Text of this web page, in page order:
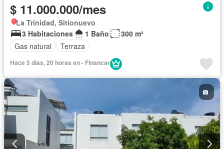
$ 11.000.000/mes
La Trinidad, Sitionuevo
3 Habitaciones
1 Baño
300 m²
Gas natural
Terraza
Hace 5 días, 20 horas en - Financar